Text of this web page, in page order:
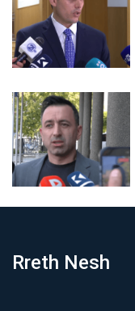
Rreth Nesh